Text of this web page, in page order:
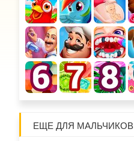
ЕЩЕ ДЛЯ МАЛЬЧИКОВ